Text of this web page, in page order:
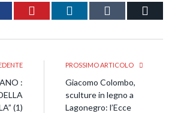
Facebook Pinterest LinkedIn Tumblr
:
(1)
PROSSIMO ARTICOLO
Giacomo Colombo,
sculture in legno a
Lagonegro: l’Ecce